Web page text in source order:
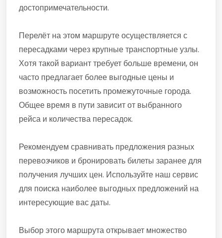
достопримечательности.
Перелёт на этом маршруте осуществляется с
пересадками через крупные транспортные узлы.
Хотя такой вариант требует больше времени, он
часто предлагает более выгодные цены и
возможность посетить промежуточные города.
Общее время в пути зависит от выбранного
рейса и количества пересадок.
Рекомендуем сравнивать предложения разных
перевозчиков и бронировать билеты заранее для
получения лучших цен. Используйте наш сервис
для поиска наиболее выгодных предложений на
интересующие вас даты.
Выбор этого маршрута открывает множество